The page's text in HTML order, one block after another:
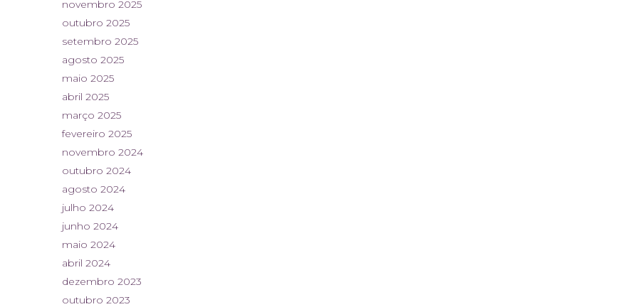
novembro 2025
outubro 2025
setembro 2025
agosto 2025
maio 2025
abril 2025
março 2025
fevereiro 2025
novembro 2024
outubro 2024
agosto 2024
julho 2024
junho 2024
maio 2024
abril 2024
dezembro 2023
outubro 2023